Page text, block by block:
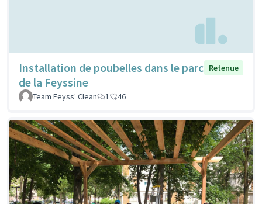
Installation de poubelles dans le parc
de la Feyssine
Retenue
Team Feyss' Clean 1 46